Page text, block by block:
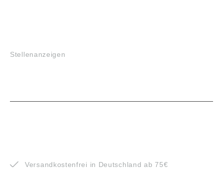
Stellenanzeigen
Versandkostenfrei in Deutschland ab 75€